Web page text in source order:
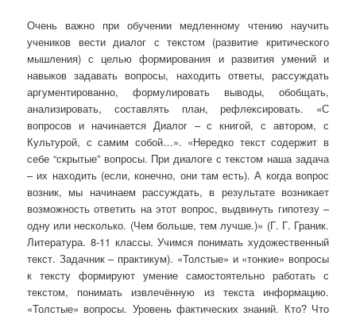
Очень важно при обучении медленному чтению научить
учеников вести диалог с текстом (развитие критического
мышления) с целью формирования и развития умений и
навыков задавать вопросы, находить ответы, рассуждать
аргументированно, формулировать выводы, обобщать,
анализировать, составлять план, рефлексировать. «С
вопросов и начинается Диалог – с книгой, с автором, с
Культурой, с самим собой…». «Нередко текст содержит в
себе “скрытые” вопросы. При диалоге с текстом наша задача
– их находить (если, конечно, они там есть). А когда вопрос
возник, мы начинаем рассуждать, в результате возникает
возможность ответить на этот вопрос, выдвинуть гипотезу –
одну или несколько. (Чем больше, тем лучше.)» (Г. Г. Граник.
Литература. 8-11 классы. Учимся понимать художественный
текст. Задачник – практикум). «Толстые» и «тонкие» вопросы
к тексту формируют умение самостоятельно работать с
текстом, понимать извлечённую из текста информацию.
«Толстые» вопросы. Уровень фактических знаний. Кто? Что